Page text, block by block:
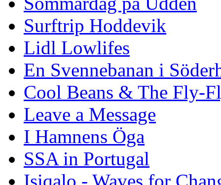
Surftrip Hoddevik
Lidl Lowlifes
En Svennebanan i
Cool Beans & The Fly-
Leave a Message
I Hamnens Öga
SSA in Portugal
Isiqalo - Waves for